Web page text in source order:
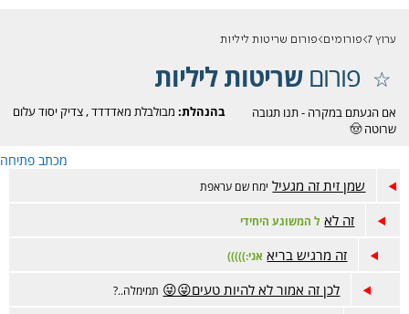
ערוץ 7 פורומים פורום שריטות ליליות
פורוםשריטות ליליות
בהנהלת: מבולבלת מאדדדד,צדיק יסוד עלום
אם הגעתם במקרה - תנו תגובה
שרוטה 🤠
מכתב פתיחה
שמן זית זה מגעיל ימח שם עראפת
זה לא ל המשוגע היחידי
זה מרגיש בריא אני:)))))
לכן זה אמור לא להיות טעים😜😜 תמימלה..?